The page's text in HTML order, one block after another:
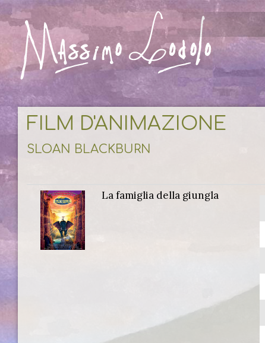
FILM D'ANIMAZIONE
SLOAN BLACKBURN
La famiglia della giungla